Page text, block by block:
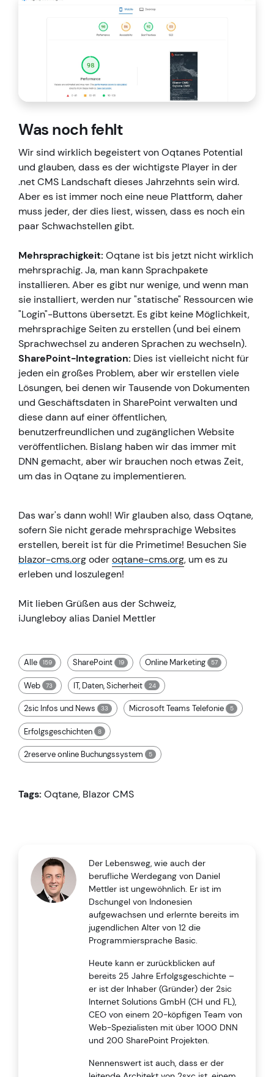
Was noch fehlt
Wir sind wirklich begeistert von Oqtanes Potential
und glauben, dass es der wichtigste Player in der
.net CMS Landschaft dieses Jahrzehnts sein wird.
Aber es ist immer noch eine neue Plattform, daher
muss jeder, der dies liest, wissen, dass es noch ein
paar Schwachstellen gibt.
Mehrsprachigkeit: Oqtane ist bis jetzt nicht wirklich
mehrsprachig. Ja, man kann Sprachpakete
installieren. Aber es gibt nur wenige, und wenn man
sie installiert, werden nur "statische" Ressourcen wie
"Login"-Buttons übersetzt. Es gibt keine Möglichkeit,
mehrsprachige Seiten zu erstellen (und bei einem
Sprachwechsel zu anderen Sprachen zu wechseln).
SharePoint-Integration: Dies ist vielleicht nicht für
jeden ein großes Problem, aber wir erstellen viele
Lösungen, bei denen wir Tausende von Dokumenten
und Geschäftsdaten in SharePoint verwalten und
diese dann auf einer öffentlichen,
benutzerfreundlichen und zugänglichen Website
veröffentlichen. Bislang haben wir das immer mit
DNN gemacht, aber wir brauchen noch etwas Zeit,
um das in Oqtane zu implementieren.
Das war's dann wohl! Wir glauben also, dass Oqtane,
sofern Sie nicht gerade mehrsprachige Websites
erstellen, bereit ist für die Primetime! Besuchen Sie
blazor-cms.orgoderoqtane-cms.org, um es zu
erleben und loszulegen!
Mit lieben Grüßen aus der Schweiz,
iJungleboy alias Daniel Mettler
Alle 159 SharePoint 19 Online Marketing 57
Web 73 IT, Daten, Sicherheit 24
2sic Infos und News 33 Microsoft Teams Telefonie 5
Erfolgsgeschichten 8
2reserve online Buchungssystem 5
Tags: Oqtane, Blazor CMS
Der Lebensweg, wie auch der
berufliche Werdegang von Daniel
Mettler ist ungewöhnlich. Er ist im
Dschungel von Indonesien
aufgewachsen und erlernte bereits im
jugendlichen Alter von 12 die
Programmiersprache Basic.
Heute kann er zurückblicken auf
bereits 25 Jahre Erfolgsgeschichte –
er ist der Inhaber (Gründer) der 2sic
Internet Solutions GmbH (CH und FL),
CEO von einem 20-köpfigen Team von
Web-Spezialisten mit über 1000 DNN
und 200 SharePoint Projekten.
Nennenswert ist auch, dass er der